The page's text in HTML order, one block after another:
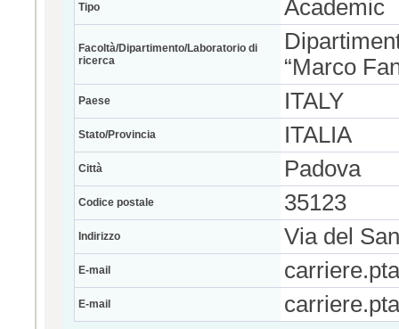
Tipo Academic
Facoltà/Dipartimento/Laboratorio di
ricerca
“Marco
Paese ITALY
Stato/Provincia ITALIA
Città Padova
Codice postale 35123
Indirizzo Via del
E-mail
E-mail